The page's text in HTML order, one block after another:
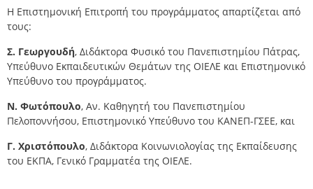
Η Επιστημονική Επιτροπή του προγράμματος απαρτίζεται από
τους:
Σ. Γεωργουδή, Διδάκτορα Φυσικό του Πανεπιστημίου Πάτρας,
Υπεύθυνο Εκπαιδευτικών Θεμάτων της ΟΙΕΛΕ και Επιστημονικό
Υπεύθυνο του προγράμματος.
Ν. Φωτόπουλο, Αν. Καθηγητή του Πανεπιστημίου
Πελοποννήσου, Επιστημονικό Υπεύθυνο του ΚΑΝΕΠ-ΓΣΕΕ, και
Γ. Χριστόπουλο, Διδάκτορα Κοινωνιολογίας της Εκπαίδευσης
του ΕΚΠΑ, Γενικό Γραμματέα της ΟΙΕΛΕ.